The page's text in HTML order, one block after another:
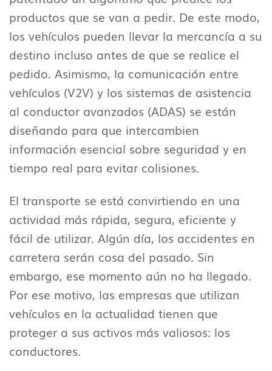
productos que se van a pedir. De este modo,
los vehículos pueden llevar la mercancía a su
destino incluso antes de que se realice el
pedido. Asimismo, la comunicación entre
vehículos (V2V) y los sistemas de asistencia
al conductor avanzados (ADAS) se están
diseñando para que intercambien
información esencial sobre seguridad y en
tiempo real para evitar colisiones.
El transporte se está convirtiendo en una
actividad más rápida, segura, eficiente y
fácil de utilizar. Algún día, los accidentes en
carretera serán cosa del pasado. Sin
embargo, ese momento aún no ha llegado.
Por ese motivo, las empresas que utilizan
vehículos en la actualidad tienen que
proteger a sus activos más valiosos: los
conductores.